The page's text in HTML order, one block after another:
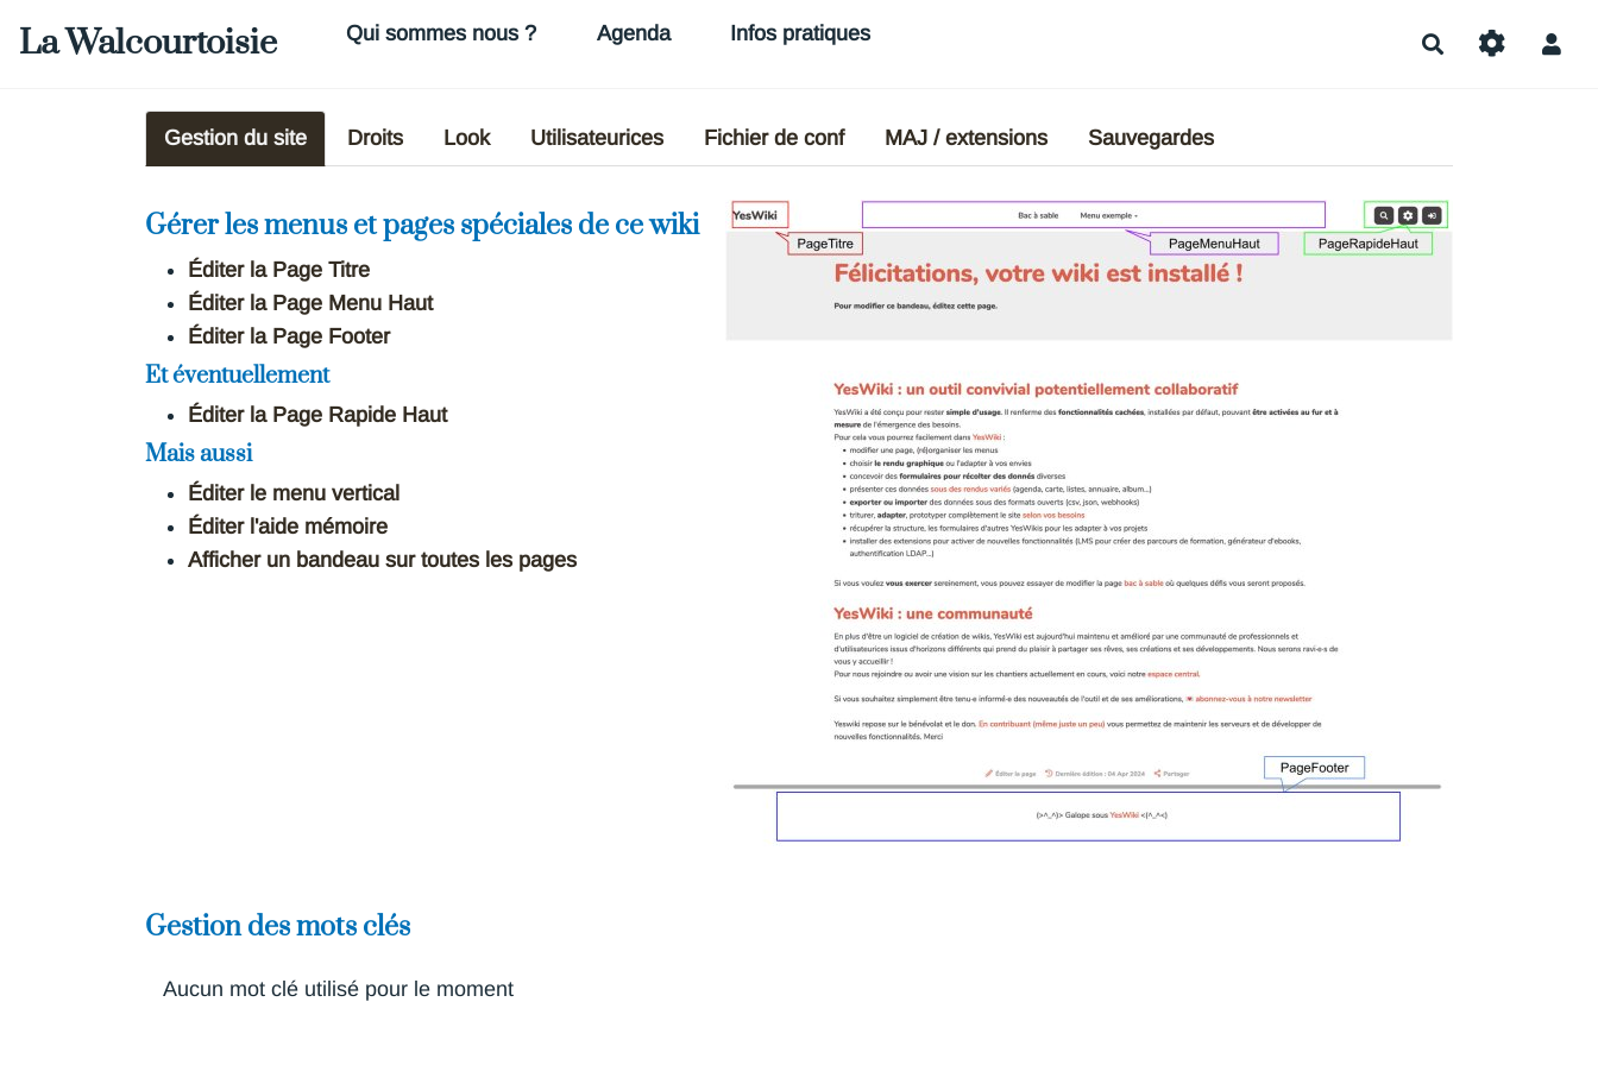
Aller au contenu principal
La Walcourtoisie Qui sommes nous ? Agenda Infos pratiques Rechercher
Gestion du site Droits Look Utilisateurices Fichier de conf MAJ / extensions Sauvegardes
Gérer les menus et pages spéciales de ce wiki
Éditer la Page Titre
Éditer la Page Menu Haut
Éditer la Page Footer
Et éventuellement
Éditer la Page Rapide Haut
Mais aussi
Éditer le menu vertical
Éditer l'aide mémoire
Afficher un bandeau sur toutes les pages
Gestion des mots clés
Aucun mot clé utilisé pour le moment